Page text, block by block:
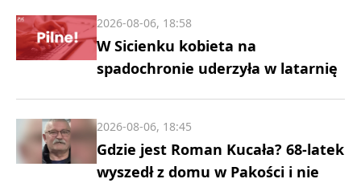
W Sicienku kobieta na
spadochronie uderzyła w latarnię
2026-08-06, 18:58
Gdzie jest Roman Kucała? 68-latek
wyszedł z domu w Pakości i nie
2026-08-06, 18:45